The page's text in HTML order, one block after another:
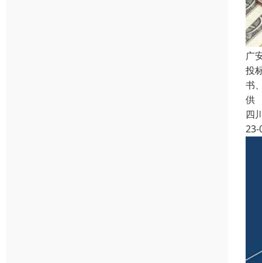
广
投
书
供
四
23-